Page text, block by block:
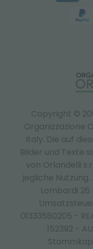
Copyright ©
Organizzazione
Italy. Die auf
Bilder und Texte
von Orlandelli
jegliche
Lombardi
01333580205 -
152392 -